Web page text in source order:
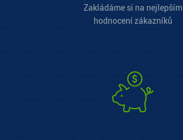
Zakládáme si na nejlepším
hodnocení zákazníků